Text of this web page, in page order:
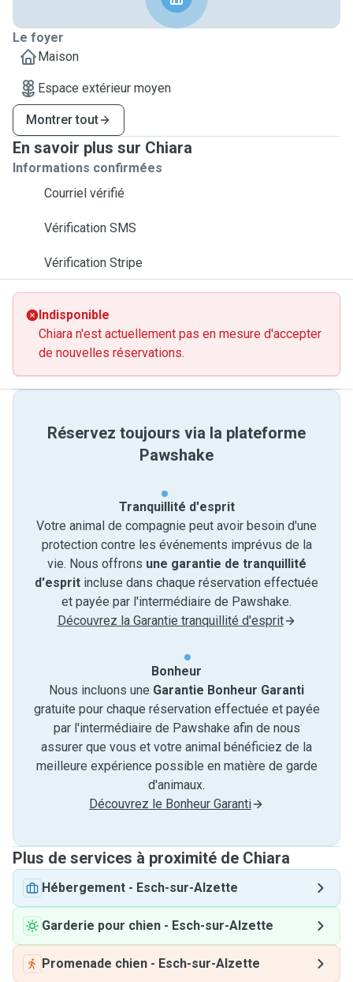
Le foyer
Maison
Espace extérieur moyen
Montrer tout
En savoir plus sur Chiara
Informations confirmées
Courriel vérifié
Vérification SMS
Vérification Stripe
Indisponible
Chiara n'est actuellement pas en mesure d'accepter
de nouvelles réservations.
Réservez toujours via la plateforme
Pawshake
Tranquillité d'esprit
Votre animal de compagnie peut avoir besoin d'une
protection contre les événements imprévus de la
vie. Nous offrons une garantie de tranquillité
d'esprit incluse dans chaque réservation effectuée
et payée par l'intermédiaire de Pawshake.
Découvrez la Garantie tranquillité d'esprit
Bonheur
Nous incluons une Garantie Bonheur Garanti
gratuite pour chaque réservation effectuée et payée
par l'intermédiaire de Pawshake afin de nous
assurer que vous et votre animal bénéficiez de la
meilleure expérience possible en matière de garde
d'animaux.
Découvrez le Bonheur Garanti
Plus de services à proximité de Chiara
Hébergement - Esch-sur-Alzette
Garderie pour chien - Esch-sur-Alzette
Promenade chien - Esch-sur-Alzette